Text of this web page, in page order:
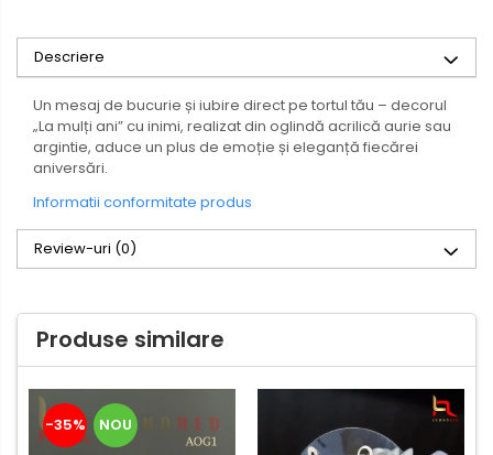
Descriere
Un mesaj de bucurie și iubire direct pe tortul tău – decorul
„La mulți ani” cu inimi, realizat din oglindă acrilică aurie sau
argintie, aduce un plus de emoție și eleganță fiecărei
aniversări.
Informatii conformitate produs
Review-uri (0)
Produse similare
-35% NOU